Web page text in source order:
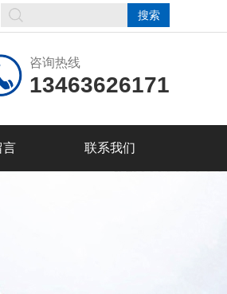
咨询热线
13463626171
言 联系我们